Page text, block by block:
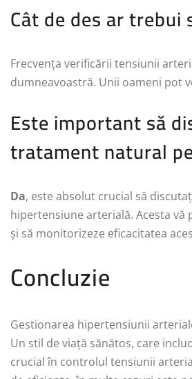
Cât de des ar
Frecvența verificării tensiunii
dumneavoastră. Unii oameni pot
Este important să
tratament natural
Da, este absolut crucial să
hipertensiune arterială. Acesta
și să monitorizeze eficacitatea
Concluzie
Gestionarea hipertensiunii
Un stil de viață sănătos, care
crucial în controlul tensiunii